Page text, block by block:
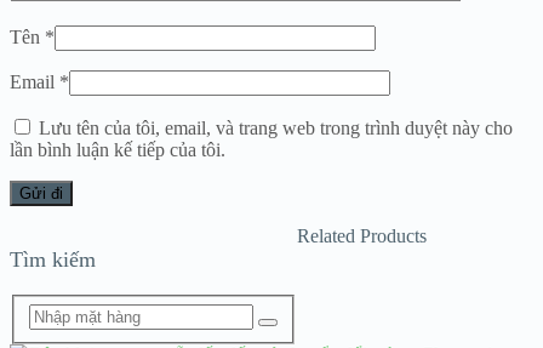
Tên *
Email *
Lưu tên của tôi, email, và trang web trong trình duyệt này cho
lần bình luận kế tiếp của tôi.
Tìm kiếm
Related Products